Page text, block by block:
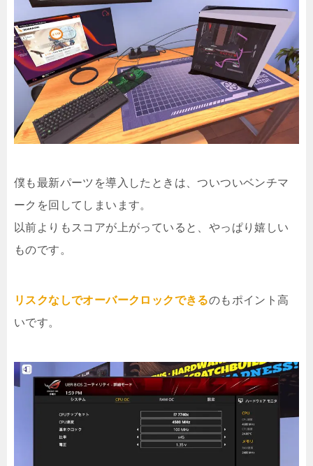
僕も最新パーツを導入したときは、ついついベンチマ
ークを回してしまいます。
以前よりもスコアが上がっていると、やっぱり嬉しい
ものです。
リスクなしでオーバークロックできるのもポイント高
いです。